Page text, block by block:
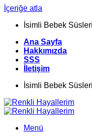
İçeriğe atla
İsimli Bebek
Ana Sayfa
Hakkımızda
SSS
İletişim
İsimli Bebek
Menü